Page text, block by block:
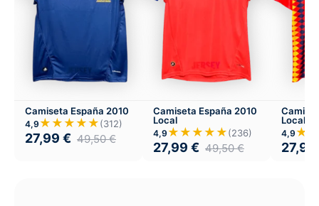
Camiseta España 2010
4,9 ★★★★★(312)
27,99 € 49,50€
Camiseta España 2010
Local
4,9 ★★★★★(236)
27,99 € 49,50€
Local
4,9
27,99